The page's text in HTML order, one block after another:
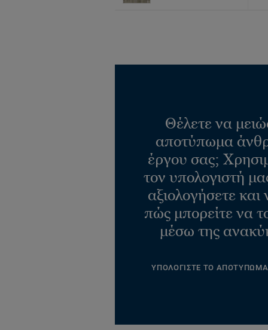
Θέλετε να
αποτύπωμα
έργου σας;
τον υπολογιστή
αξιολογήσετε
πώς μπορείτε να
μέσω της
ΥΠΟΛΟΓΙΣΤΕ ΤΟ